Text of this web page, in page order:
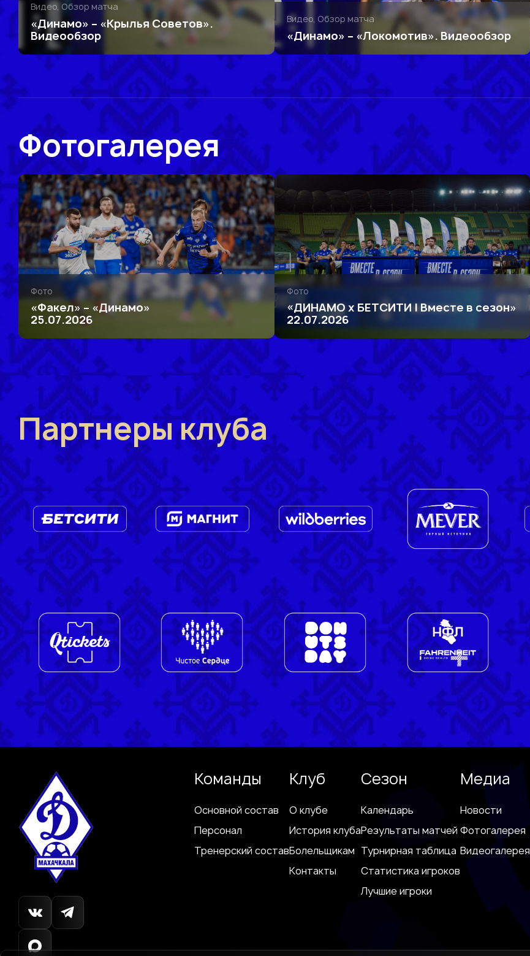
Видео, Обзор матча
«Динамо» – «Крылья Советов».
Видеообзор
Видео, Обзор матча
«Динамо» – «Локомотив». Видеообзор
Фотогалерея
Фото
«Факел» – «Динамо»
25.07.2026
Фото
«ДИНАМО х БЕТСИТИ | Вместе в сезон»
22.07.2026
Партнеры клуба
Команды
Основной состав
Персонал
Тренерский состав
Клуб
О клубе
История клуба
Болельщикам
Контакты
Сезон
Календарь
Результаты матчей
Турнирная таблица
Статистика игроков
Лучшие игроки
Медиа
Новости
Фотогалерея
Видеогалерея